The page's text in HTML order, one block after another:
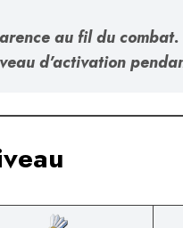
au fil du
d’activation